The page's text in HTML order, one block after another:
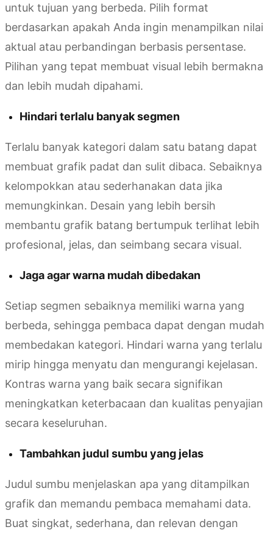
untuk tujuan yang berbeda. Pilih format
berdasarkan apakah Anda ingin menampilkan nilai
aktual atau perbandingan berbasis persentase.
Pilihan yang tepat membuat visual lebih bermakna
dan lebih mudah dipahami.
Hindari terlalu banyak segmen
Terlalu banyak kategori dalam satu batang dapat
membuat grafik padat dan sulit dibaca. Sebaiknya
kelompokkan atau sederhanakan data jika
memungkinkan. Desain yang lebih bersih
membantu grafik batang bertumpuk terlihat lebih
profesional, jelas, dan seimbang secara visual.
Jaga agar warna mudah dibedakan
Setiap segmen sebaiknya memiliki warna yang
berbeda, sehingga pembaca dapat dengan mudah
membedakan kategori. Hindari warna yang terlalu
mirip hingga menyatu dan mengurangi kejelasan.
Kontras warna yang baik secara signifikan
meningkatkan keterbacaan dan kualitas penyajian
secara keseluruhan.
Tambahkan judul sumbu yang jelas
Judul sumbu menjelaskan apa yang ditampilkan
grafik dan memandu pembaca memahami data.
Buat singkat, sederhana, dan relevan dengan